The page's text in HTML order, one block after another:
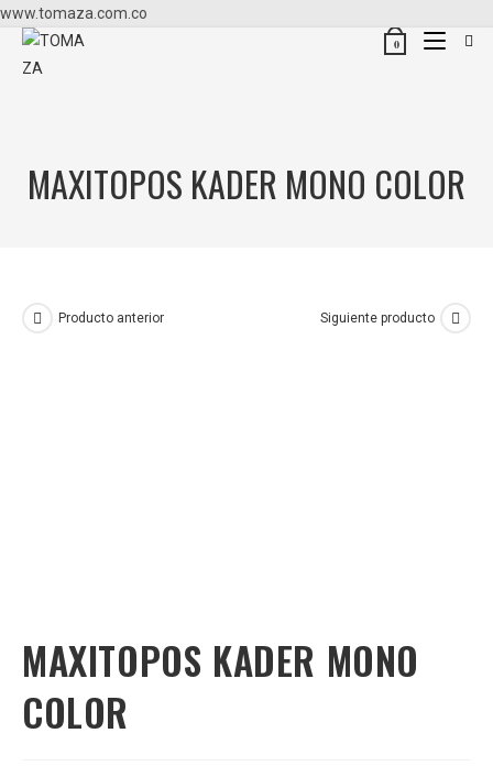
www.tomaza.com.co
0
MAXITOPOS KADER MONO COLOR
Producto anterior Siguiente producto
MAXITOPOS KADER MONO
COLOR